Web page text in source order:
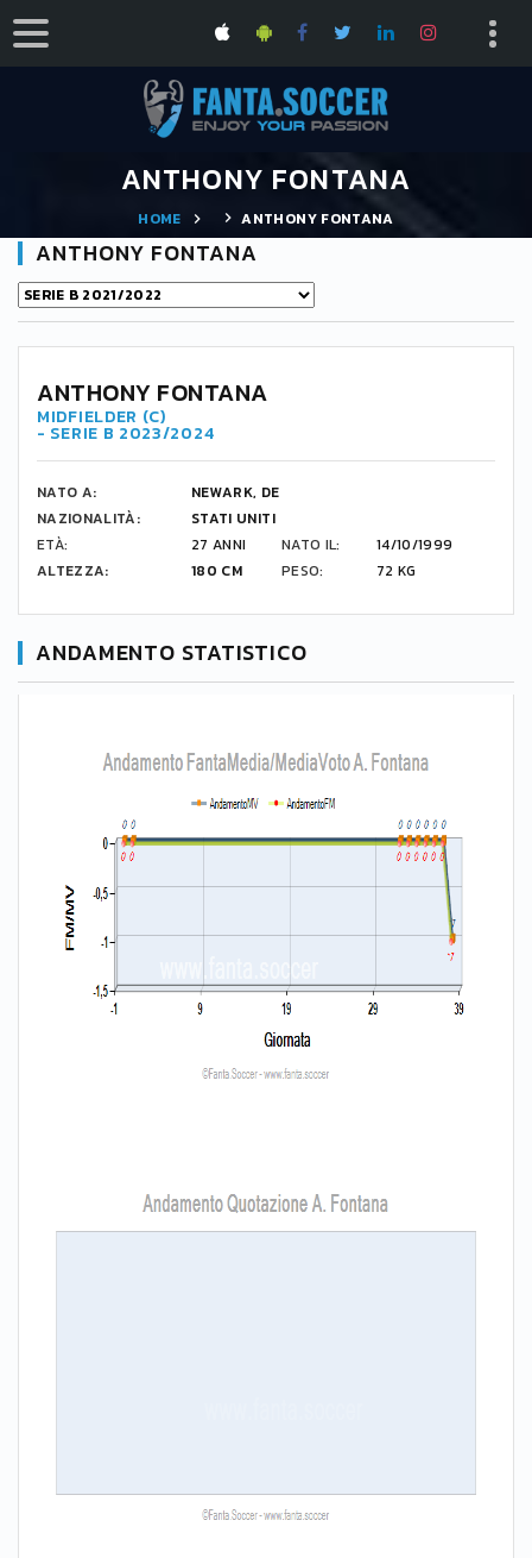
ANTHONY FONTANA
HOME ANTHONY FONTANA
ANTHONY FONTANA
ANTHONY FONTANA
MIDFIELDER (C)
- SERIE B 2023/2024
NATO A:
NEWARK, DE
NAZIONALITÀ:
STATI UNITI
ETÀ:
27 ANNI NATO IL:
14/10/1999
ALTEZZA:
180 CM PESO: 72 KG
ANDAMENTO STATISTICO